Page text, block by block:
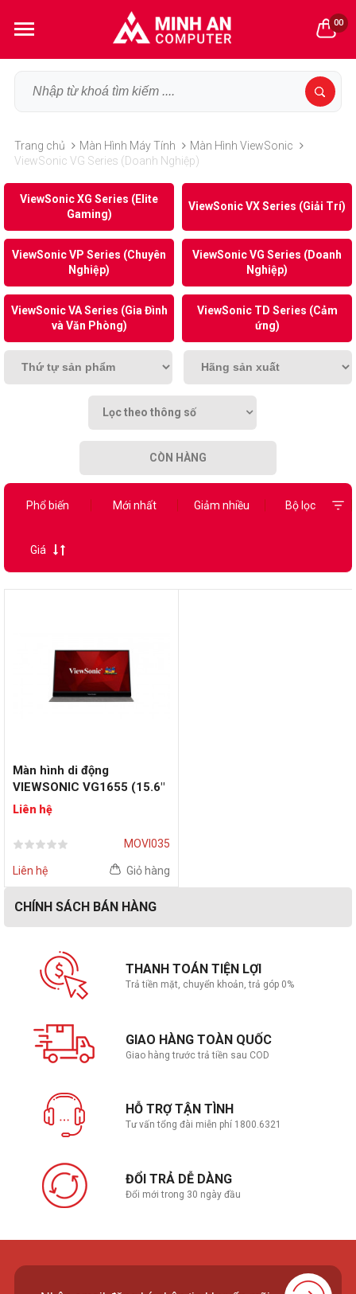
00
Trang chủ Màn Hình Máy Tính
Màn Hình ViewSonic
ViewSonic VG Series (Doanh Nghiệp)
ViewSonic XG Series (Elite
Gaming)
ViewSonic VX Series (Giải Trí)
ViewSonic VP Series (Chuyên
Nghiệp)
ViewSonic VG Series (Doanh
Nghiệp)
ViewSonic VA Series (Gia Đình
và Văn Phòng)
ViewSonic TD Series (Cảm
ứng)
Lọc theo thông số
CÒN HÀNG
Phổ biến Mới nhất Giảm nhiều Bộ lọc
Giá
Màn hình di động
VIEWSONIC VG1655 (15.6"
FHD | 60Hz | IPS)
Liên hệ
MOVI035
Liên hệ Giỏ hàng
CHÍNH SÁCH BÁN HÀNG
THANH TOÁN TIỆN LỢI
Trả tiền mặt, chuyển khoản, trả góp 0%
GIAO HÀNG TOÀN QUỐC
Giao hàng trước trả tiền sau COD
HỖ TRỢ TẬN TÌNH
Tư vấn tổng đài miễn phí 1800.6321
ĐỔI TRẢ DỄ DÀNG
Đổi mới trong 30 ngày đầu